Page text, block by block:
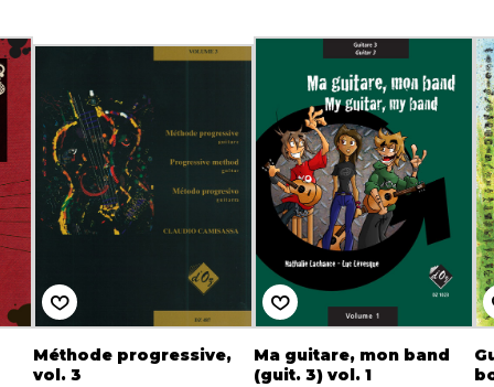
Méthode progressive,
vol. 3
Ma guitare, mon band
(guit. 3) vol. 1